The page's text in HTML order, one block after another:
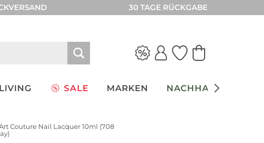
30 TAGE RÜCKGABE
SALE MARKEN NACHHALTIGKEIT
Couture Nail Lacquer 10ml (708